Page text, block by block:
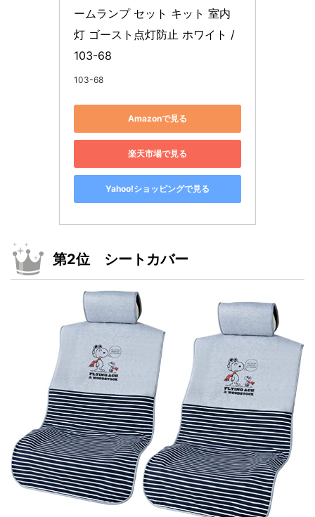
ームランプ セット キット 室内
灯 ゴースト点灯防止 ホワイト /
103-68
103-68
Amazonで見る
楽天市場で見る
Yahoo!ショッピングで見る
第2位 シートカバー